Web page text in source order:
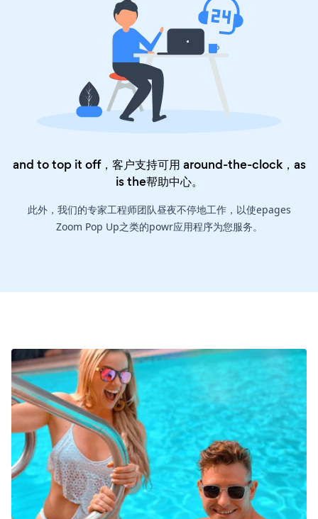
and to top it off，客户支持可用 around-the-clock，as
is the帮助中心。
此外，我们的专家工程师团队昼夜不停地工作，以使epages
Zoom Pop Up之类的powr应用程序为您服务。